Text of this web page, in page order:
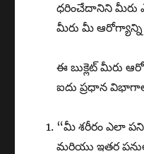
ధరించేదానిని మీరు
మీరు మీ
ఈ బుక్లెట్ మీరు
ఐదు ప్రధాన
“మీ శరీరం ఎలా
మరియు ఇతర